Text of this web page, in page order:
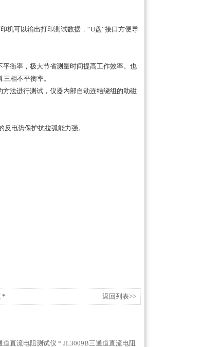
机可以输出打印测试数据，“U盘”接口方便导
衡率，极大节省测量时间提高工作效率。也
相不平衡率。
法进行测试，仪器内部自动连结绕组的助磁
电势保护抗拉弧能力强。
* 返回列表>>
道直流电阻测试仪 * JL3009B三通道直流电阻